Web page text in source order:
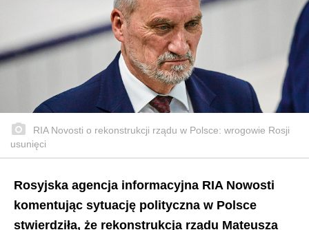
RIA Novosti o rekonstrukcji rządu w Polsce: wrogowie Rosji
usunięci
Rosyjska agencja informacyjna RIA Nowosti
komentując sytuację polityczna w Polsce
stwierdziła, że rekonstrukcja rządu Mateusza